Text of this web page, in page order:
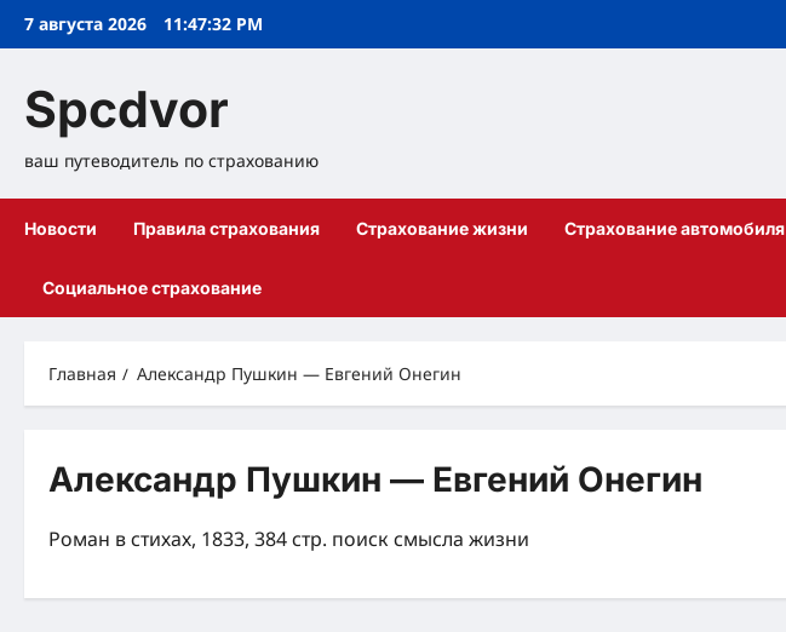
Перейти
7 августа 2026 11:47:32 PM
Spcdvor
ваш путеводитель по страхованию
Новости Правила страхования Страхование жизни Страхование автомобиля
Социальное страхование
Главная Александр Пушкин — Евгений Онегин
Александр Пушкин — Евгений Онегин
Роман в стихах, 1833, 384 стр. поиск смысла жизни